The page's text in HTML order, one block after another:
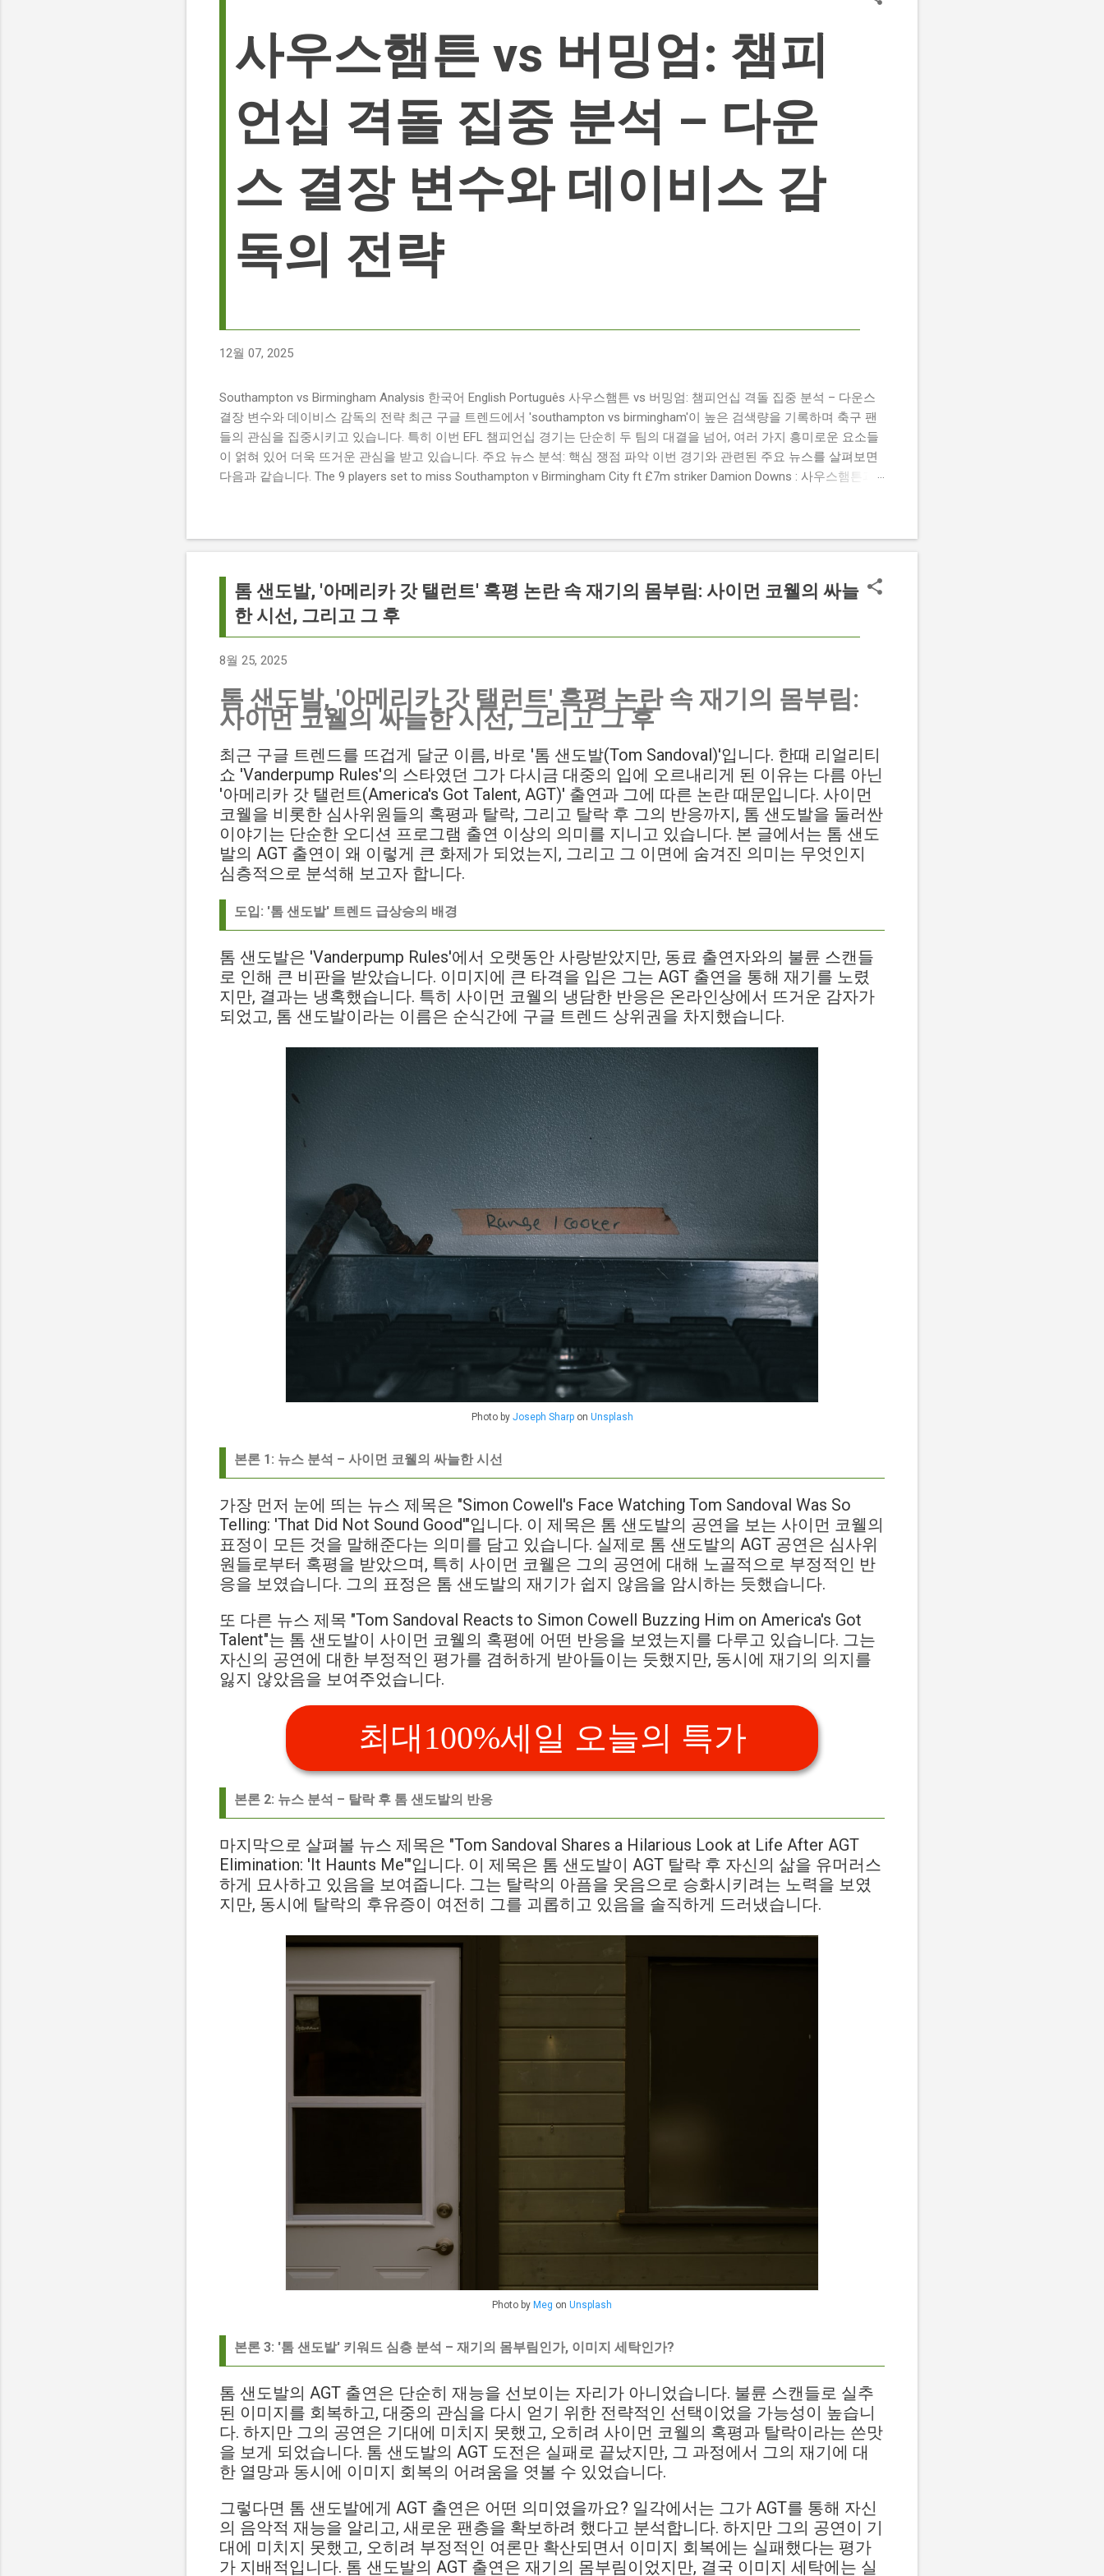
사우스햄튼 vs 버밍엄: 챔피
언십 격돌 집중 분석 – 다운
스 결장 변수와 데이비스 감
독의 전략
12월 07, 2025
Southampton vs Birmingham Analysis 한국어 English Português 사우스햄튼 vs 버밍엄: 챔피언십 격돌 집중 분석 – 다운스
결장 변수와 데이비스 감독의 전략 최근 구글 트렌드에서 'southampton vs birmingham'이 높은 검색량을 기록하며 축구 팬
들의 관심을 집중시키고 있습니다. 특히 이번 EFL 챔피언십 경기는 단순히 두 팀의 대결을 넘어, 여러 가지 흥미로운 요소들
이 얽혀 있어 더욱 뜨거운 관심을 받고 있습니다. 주요 뉴스 분석: 핵심 쟁점 파악 이번 경기와 관련된 주요 뉴스를 살펴보면
다음과 같습니다. The 9 players set to miss Southampton v Birmingham City ft £7m striker Damion Downs : 사우스햄튼과
경기 당일 실시간 스코어 업데이트를 제공하는 뉴스로, 팬들의 높은 관심도를 반영합니다. Chris Davies: Birmingham City
boss says his side have to try to "be themselves" away from home : 버밍엄 시티의 크리스 데이비스 감독은 원정 경기에서
팀 고유의 색깔을 유지하는 것이 중요하다고 강조했습니다. ...
톰 샌도발, '아메리카 갓 탤런트' 혹평 논란 속 재기의 몸부림: 사이먼 코웰의 싸늘
한 시선, 그리고 그 후
8월 25, 2025
톰 샌도발, '아메리카 갓 탤런트' 혹평 논란 속 재기의 몸부림:
사이먼 코웰의 싸늘한 시선, 그리고 그 후
최근 구글 트렌드를 뜨겁게 달군 이름, 바로 '톰 샌도발(Tom Sandoval)'입니다. 한때 리얼리티
쇼 'Vanderpump Rules'의 스타였던 그가 다시금 대중의 입에 오르내리게 된 이유는 다름 아닌
'아메리카 갓 탤런트(America's Got Talent, AGT)' 출연과 그에 따른 논란 때문입니다. 사이먼
코웰을 비롯한 심사위원들의 혹평과 탈락, 그리고 탈락 후 그의 반응까지, 톰 샌도발을 둘러싼
이야기는 단순한 오디션 프로그램 출연 이상의 의미를 지니고 있습니다. 본 글에서는 톰 샌도
발의 AGT 출연이 왜 이렇게 큰 화제가 되었는지, 그리고 그 이면에 숨겨진 의미는 무엇인지
심층적으로 분석해 보고자 합니다.
도입: '톰 샌도발' 트렌드 급상승의 배경
톰 샌도발은 'Vanderpump Rules'에서 오랫동안 사랑받았지만, 동료 출연자와의 불륜 스캔들
로 인해 큰 비판을 받았습니다. 이미지에 큰 타격을 입은 그는 AGT 출연을 통해 재기를 노렸
지만, 결과는 냉혹했습니다. 특히 사이먼 코웰의 냉담한 반응은 온라인상에서 뜨거운 감자가
되었고, 톰 샌도발이라는 이름은 순식간에 구글 트렌드 상위권을 차지했습니다.
Photo by Joseph Sharpon Unsplash
본론 1: 뉴스 분석 – 사이먼 코웰의 싸늘한 시선
가장 먼저 눈에 띄는 뉴스 제목은 "Simon Cowell's Face Watching Tom Sandoval Was So
Telling: 'That Did Not Sound Good'"입니다. 이 제목은 톰 샌도발의 공연을 보는 사이먼 코웰의
표정이 모든 것을 말해준다는 의미를 담고 있습니다. 실제로 톰 샌도발의 AGT 공연은 심사위
원들로부터 혹평을 받았으며, 특히 사이먼 코웰은 그의 공연에 대해 노골적으로 부정적인 반
응을 보였습니다. 그의 표정은 톰 샌도발의 재기가 쉽지 않음을 암시하는 듯했습니다.
또 다른 뉴스 제목 "Tom Sandoval Reacts to Simon Cowell Buzzing Him on America's Got
Talent"는 톰 샌도발이 사이먼 코웰의 혹평에 어떤 반응을 보였는지를 다루고 있습니다. 그는
자신의 공연에 대한 부정적인 평가를 겸허하게 받아들이는 듯했지만, 동시에 재기의 의지를
잃지 않았음을 보여주었습니다.
최대100%세일 오늘의 특가
본론 2: 뉴스 분석 – 탈락 후 톰 샌도발의 반응
마지막으로 살펴볼 뉴스 제목은 "Tom Sandoval Shares a Hilarious Look at Life After AGT
Elimination: 'It Haunts Me'"입니다. 이 제목은 톰 샌도발이 AGT 탈락 후 자신의 삶을 유머러스
하게 묘사하고 있음을 보여줍니다. 그는 탈락의 아픔을 웃음으로 승화시키려는 노력을 보였
지만, 동시에 탈락의 후유증이 여전히 그를 괴롭히고 있음을 솔직하게 드러냈습니다.
Photo by Meg on Unsplash
본론 3: '톰 샌도발' 키워드 심층 분석 – 재기의 몸부림인가, 이미지 세탁인가?
톰 샌도발의 AGT 출연은 단순히 재능을 선보이는 자리가 아니었습니다. 불륜 스캔들로 실추
된 이미지를 회복하고, 대중의 관심을 다시 얻기 위한 전략적인 선택이었을 가능성이 높습니
다. 하지만 그의 공연은 기대에 미치지 못했고, 오히려 사이먼 코웰의 혹평과 탈락이라는 쓴맛
을 보게 되었습니다. 톰 샌도발의 AGT 도전은 실패로 끝났지만, 그 과정에서 그의 재기에 대
한 열망과 동시에 이미지 회복의 어려움을 엿볼 수 있었습니다.
그렇다면 톰 샌도발에게 AGT 출연은 어떤 의미였을까요? 일각에서는 그가 AGT를 통해 자신
의 음악적 재능을 알리고, 새로운 팬층을 확보하려 했다고 분석합니다. 하지만 그의 공연이 기
대에 미치지 못했고, 오히려 부정적인 여론만 확산되면서 이미지 회복에는 실패했다는 평가
가 지배적입니다. 톰 샌도발의 AGT 출연은 재기의 몸부림이었지만, 결국 이미지 세탁에는 실